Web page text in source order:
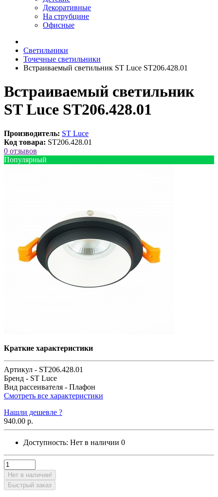
Декоративные
На струбцине
Офисные
Светильники
Точечные светильники
Встраиваемый светильник ST Luce ST206.428.01
Встраиваемый светильник
ST Luce ST206.428.01
Производитель: ST Luce
Код товара: ST206.428.01
0 отзывов
Популярный
Краткие характеристики
Артикул - ST206.428.01
Бренд - ST Luce
Вид рассеивателя - Плафон
Смотреть все характеристики
Нашли дешевле ?
940.00 р.
Доступность: Нет в наличии 0
Нет в наличии!
Быстрый заказ